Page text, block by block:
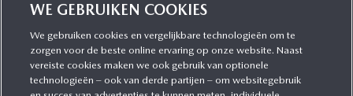
CATEGORIEËN
WE GEBRUIKEN COOKIES
We gebruiken cookies en vergelijkbare technologieën om te
zorgen voor de beste online ervaring op onze website. Naast
vereiste cookies maken we ook gebruik van optionele
technologieën – ook van derde partijen – om websitegebruik